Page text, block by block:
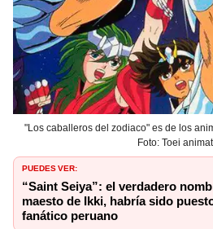
"Los caballeros del zodiaco" es de los
Foto: Toei
PUEDES VER:
“Saint Seiya”: el verdadero
maesto de Ikki, habría sido
fanático peruano